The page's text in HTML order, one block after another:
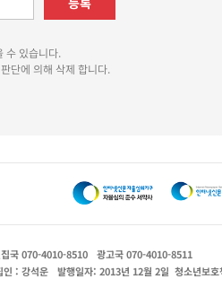
수 있습니다.
단에 의해 삭제 합니다.
국 070-4010-8510
광고국 070-4010-8511
인 : 강석운 발행일자: 2013년 12월 2일 청소년보